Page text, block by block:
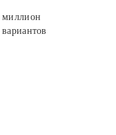
миллион
вариантов